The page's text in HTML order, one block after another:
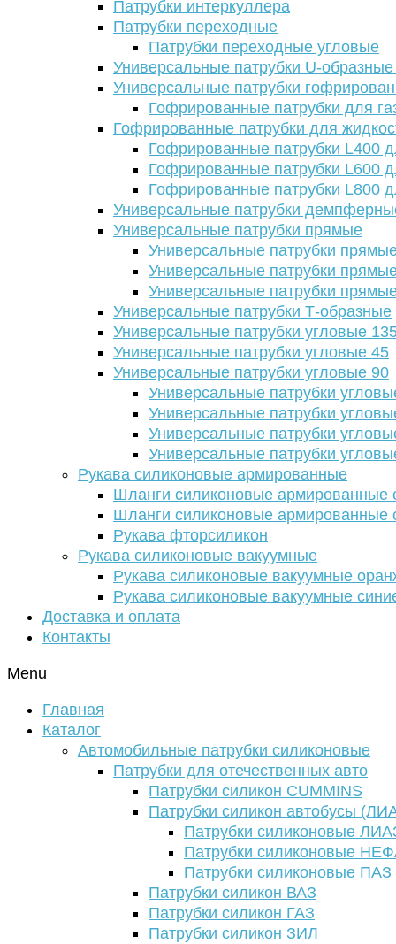
Патрубки интеркуллера
Патрубки переходные
Патрубки переходные угловые
Универсальные патрубки U-
Универсальные патрубки
Гофрированные патрубки для
Гофрированные патрубки для
Гофрированные патрубки L400
Гофрированные патрубки L600
Гофрированные патрубки L800
Универсальные патрубки
Универсальные патрубки прямые
Универсальные патрубки
Универсальные патрубки
Универсальные патрубки
Универсальные патрубки Т-образные
Универсальные патрубки угловые
Универсальные патрубки угловые 45
Универсальные патрубки угловые 90
Универсальные патрубки
Универсальные патрубки
Универсальные патрубки
Универсальные патрубки
Рукава силиконовые армированные
Шланги силиконовые армированные
Шланги силиконовые армированные
Рукава фторсиликон
Рукава силиконовые вакуумные
Рукава силиконовые вакуумные
Рукава силиконовые вакуумные
Доставка и оплата
Контакты
Menu
Главная
Каталог
Автомобильные патрубки силиконовые
Патрубки для отечественных авто
Патрубки силикон CUMMINS
Патрубки силикон автобусы
Патрубки силиконовые
Патрубки силиконовые
Патрубки силиконовые ПАЗ
Патрубки силикон ВАЗ
Патрубки силикон ГАЗ
Патрубки силикон ЗИЛ